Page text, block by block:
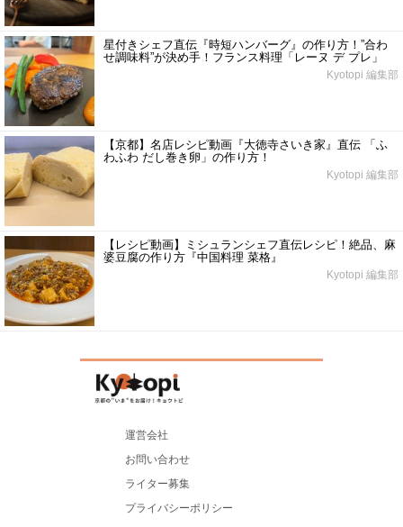
星付きシェフ直伝『時短ハンバーグ』の作り方！”合わ
せ調味料”が決め手！フランス料理「レーヌ デ プレ」
Kyotopi 編集部
【京都】名店レシピ動画『大徳寺さいき家』直伝 「ふ
わふわ だし巻き卵」の作り方！
Kyotopi 編集部
【レシピ動画】ミシュランシェフ直伝レシピ！絶品、麻
婆豆腐の作り方『中国料理 菜格』
Kyotopi 編集部
運営会社
お問い合わせ
ライター募集
プライバシーポリシー